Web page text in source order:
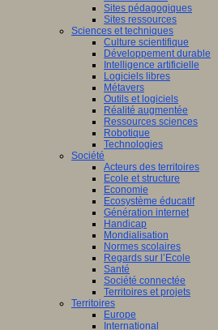
Sites pédagogiques
Sites ressources
Sciences et techniques
Culture scientifique
Développement durable
Intelligence artificielle
Logiciels libres
Métavers
Outils et logiciels
Réalité augmentée
Ressources sciences
Robotique
Technologies
Société
Acteurs des territoires
Ecole et structure
Economie
Ecosystème éducatif
Génération internet
Handicap
Mondialisation
Normes scolaires
Regards sur l’Ecole
Santé
Société connectée
Territoires et projets
Territoires
Europe
International